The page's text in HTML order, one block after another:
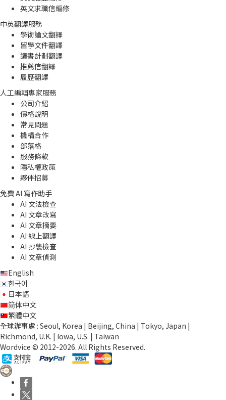
英文求職信編修
中英翻譯服務
學術論文翻譯
留學文件翻譯
讀書計劃翻譯
推薦信翻譯
履歷翻譯
人工編輯專家服務
公司介紹
價格說明
常見問題
機構合作
部落格
服務條款
隱私權政策
夥伴招募
免費 AI 寫作助手
AI 文法檢查
AI 文章改寫
AI 文章摘要
AI 線上翻譯
AI 抄襲檢查
AI 文章偵測
English
한국어
日本語
简体中文
繁體中文
全球辦事處 : Seoul, Korea | Beijing, China | Tokyo, Japan |
Richmond, U.K. | Iowa, U.S. | Taiwan
Wordvice © 2012-2026. All Rights Reserved.